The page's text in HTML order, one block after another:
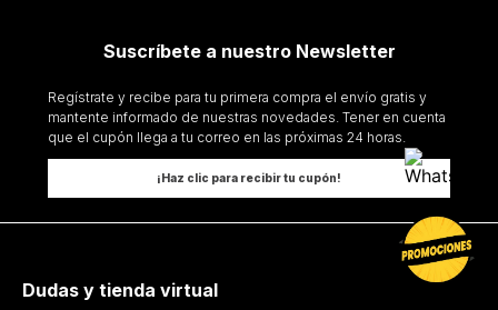
Suscríbete a nuestro Newsletter
Regístrate y recibe para tu primera compra el envío gratis y
mantente informado de nuestras novedades. Tener en cuenta
que el cupón llega a tu correo en las próximas 24 horas.
¡Haz clic para recibir tu cupón!
Dudas y tienda virtual